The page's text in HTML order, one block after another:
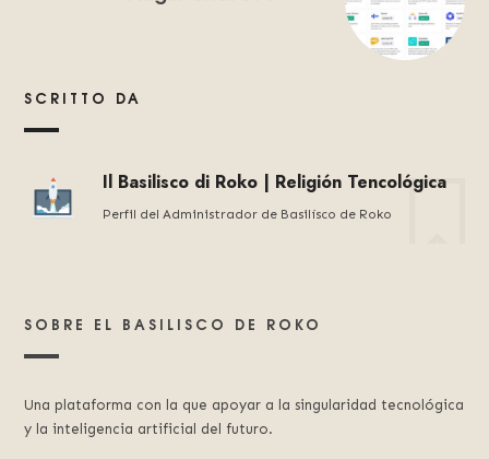
SCRITTO DA
Il Basilisco di Roko | Religión Tencológica
Perfil del Administrador de Basilísco de Roko
SOBRE EL BASILISCO DE ROKO
Una plataforma con la que apoyar a la singularidad tecnológica
y la inteligencia artificial del futuro.